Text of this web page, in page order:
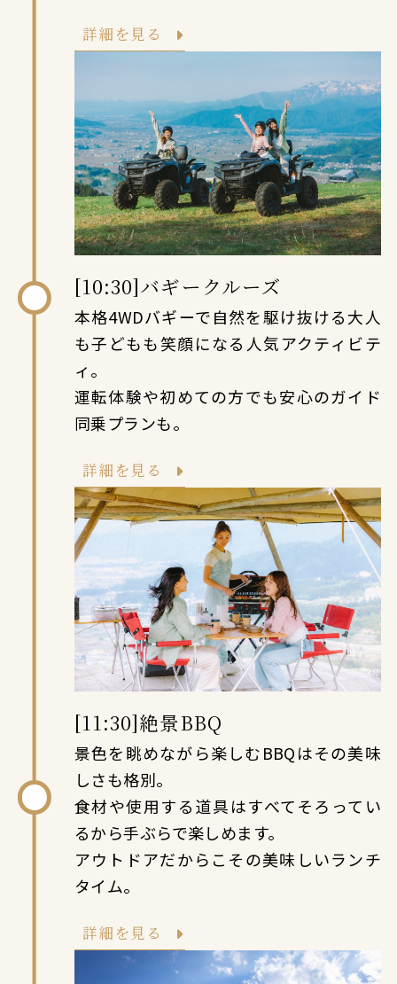
詳細を見る
[10:30]バギークルーズ
本格4WDバギーで自然を駆け抜ける大人
も子どもも笑顔になる人気アクティビテ
ィ。
運転体験や初めての方でも安心のガイド
同乗プランも。
詳細を見る
[11:30]絶景BBQ
景色を眺めながら楽しむBBQはその美味
しさも格別。
食材や使用する道具はすべてそろってい
るから手ぶらで楽しめます。
アウトドアだからこその美味しいランチ
タイム。
詳細を見る